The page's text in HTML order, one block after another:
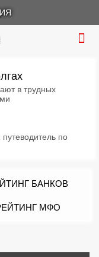
в трудных
по
БАНКОВ
МФО